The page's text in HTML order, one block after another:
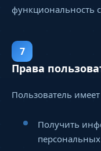
функциональность
7
Права
Пользователь
Получить